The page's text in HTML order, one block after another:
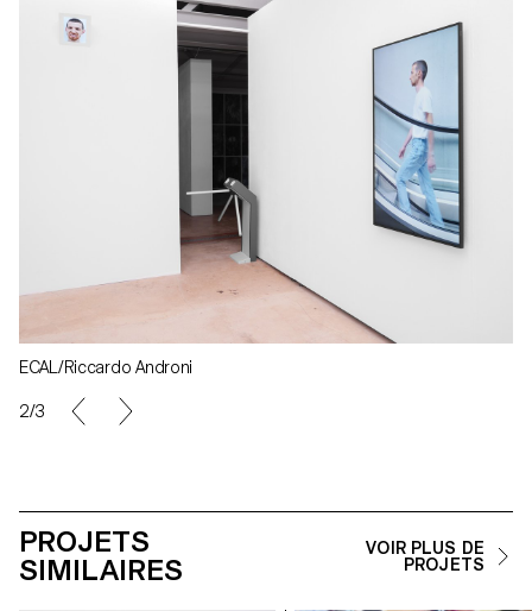
ECAL/Riccardo Androni
2/3
PROJETS
SIMILAIRES
VOIR PLUS DE
PROJETS